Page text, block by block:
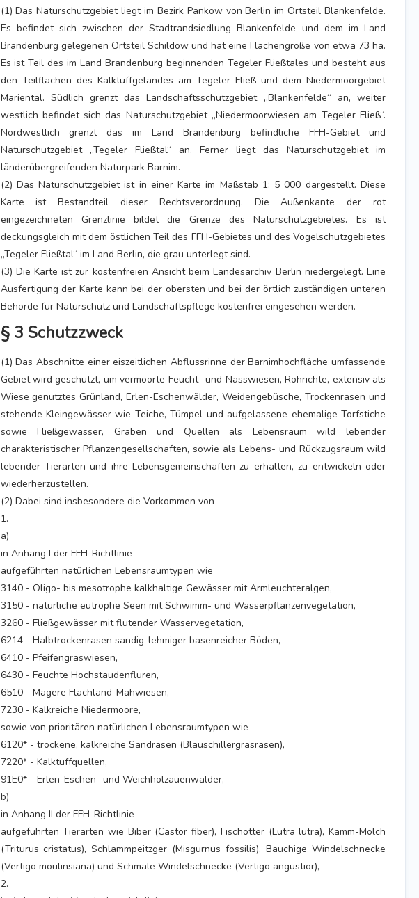
(1) Das Naturschutzgebiet liegt im Bezirk Pankow von Berlin im Ortsteil Blankenfelde.
Es befindet sich zwischen der Stadtrandsiedlung Blankenfelde und dem im Land
Brandenburg gelegenen Ortsteil Schildow und hat eine Flächengröße von etwa 73 ha.
Es ist Teil des im Land Brandenburg beginnenden Tegeler Fließtales und besteht aus
den Teilflächen des Kalktuffgeländes am Tegeler Fließ und dem Niedermoorgebiet
Mariental. Südlich grenzt das Landschaftsschutzgebiet „Blankenfelde“ an, weiter
westlich befindet sich das Naturschutzgebiet „Niedermoorwiesen am Tegeler Fließ“.
Nordwestlich grenzt das im Land Brandenburg befindliche FFH-Gebiet und
Naturschutzgebiet „Tegeler Fließtal“ an. Ferner liegt das Naturschutzgebiet im
länderübergreifenden Naturpark Barnim.
(2) Das Naturschutzgebiet ist in einer Karte im Maßstab 1: 5 000 dargestellt. Diese
Karte ist Bestandteil dieser Rechtsverordnung. Die Außenkante der rot
eingezeichneten Grenzlinie bildet die Grenze des Naturschutzgebietes. Es ist
deckungsgleich mit dem östlichen Teil des FFH-Gebietes und des Vogelschutzgebietes
„Tegeler Fließtal“ im Land Berlin, die grau unterlegt sind.
(3) Die Karte ist zur kostenfreien Ansicht beim Landesarchiv Berlin niedergelegt. Eine
Ausfertigung der Karte kann bei der obersten und bei der örtlich zuständigen unteren
Behörde für Naturschutz und Landschaftspflege kostenfrei eingesehen werden.
§ 3 Schutzzweck
(1) Das Abschnitte einer eiszeitlichen Abflussrinne der Barnimhochfläche umfassende
Gebiet wird geschützt, um vermoorte Feucht- und Nasswiesen, Röhrichte, extensiv als
Wiese genutztes Grünland, Erlen-Eschenwälder, Weidengebüsche, Trockenrasen und
stehende Kleingewässer wie Teiche, Tümpel und aufgelassene ehemalige Torfstiche
sowie Fließgewässer, Gräben und Quellen als Lebensraum wild lebender
charakteristischer Pflanzengesellschaften, sowie als Lebens- und Rückzugsraum wild
lebender Tierarten und ihre Lebensgemeinschaften zu erhalten, zu entwickeln oder
wiederherzustellen.
(2) Dabei sind insbesondere die Vorkommen von
1.
a)
in Anhang I der FFH-Richtlinie
aufgeführten natürlichen Lebensraumtypen wie
3140 - Oligo- bis mesotrophe kalkhaltige Gewässer mit Armleuchteralgen,
3150 - natürliche eutrophe Seen mit Schwimm- und Wasserpflanzenvegetation,
3260 - Fließgewässer mit flutender Wasservegetation,
6214 - Halbtrockenrasen sandig-lehmiger basenreicher Böden,
6410 - Pfeifengraswiesen,
6430 - Feuchte Hochstaudenfluren,
6510 - Magere Flachland-Mähwiesen,
7230 - Kalkreiche Niedermoore,
sowie von prioritären natürlichen Lebensraumtypen wie
6120* - trockene, kalkreiche Sandrasen (Blauschillergrasrasen),
7220* - Kalktuffquellen,
91E0* - Erlen-Eschen- und Weichholzauenwälder,
b)
in Anhang II der FFH-Richtlinie
aufgeführten Tierarten wie Biber (Castor fiber), Fischotter (Lutra lutra), Kamm-Molch
(Triturus cristatus), Schlammpeitzger (Misgurnus fossilis), Bauchige Windelschnecke
(Vertigo moulinsiana) und Schmale Windelschnecke (Vertigo angustior),
2.